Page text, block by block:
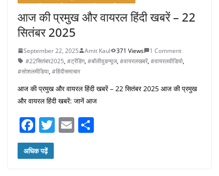
आज की प्रमुख और वायरल हिंदी खबरें – 22
सितंबर 2025
September 22, 2025 Amit Kaul 371 Views
1 Comment
#22सितंबर2025,#ट्रेंडिंग,#बॉलीवुडन्यूज,#वायरलखबरें,#वायरलवीडियो,
#सोशलमीडिया,#हिंदीसमाचार
आज की प्रमुख और वायरल हिंदी खबरें – 22 सितंबर 2025 आज की प्रमुख
और वायरल हिंदी खबरें: जानें आज
F
a
c
T E
अधिक पढ़ें